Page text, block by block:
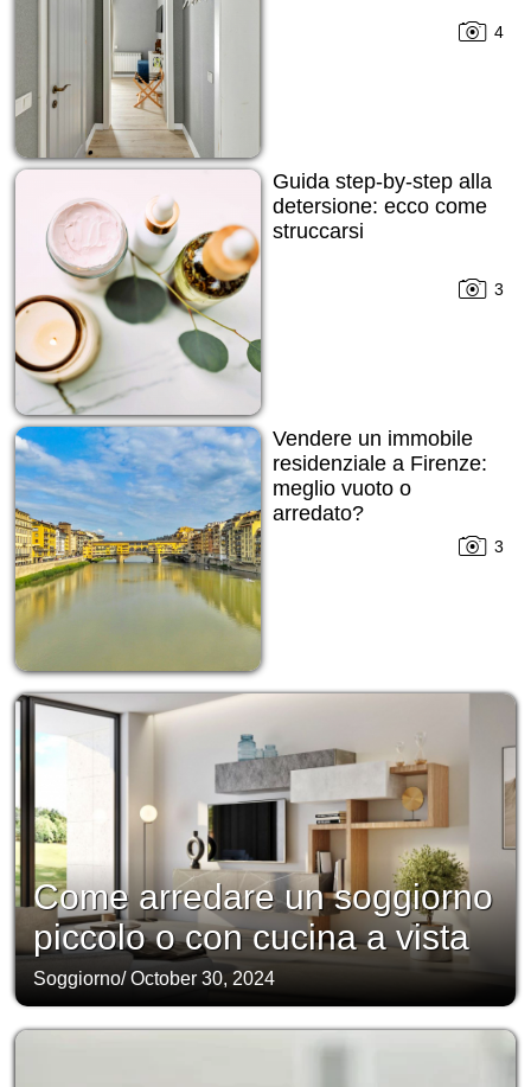
4
Guida step-by-step alla
detersione: ecco come
struccarsi
3
Vendere un immobile
residenziale a Firenze:
meglio vuoto o
arredato?
3
Come arredare un soggiorno
piccolo o con cucina a vista
Soggiorno/October 30, 2024